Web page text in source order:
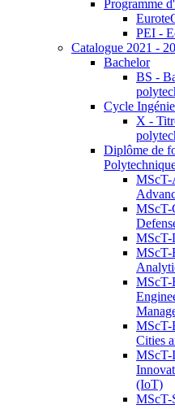
Programme
PEI -
Catalogue 2021 -
Bachelor
BS -
Cycle
X -
Diplôme de
MScT-
MScT-
MScT-
MScT-
MScT-
MScT-
Cities
MScT-
(IoT)
MScT-